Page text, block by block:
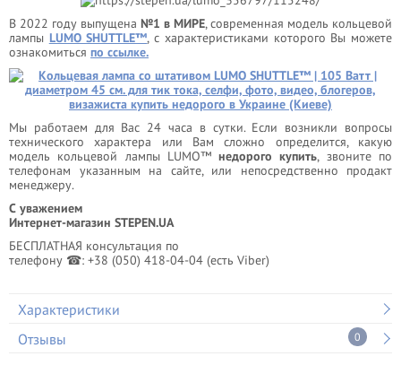
В 2022 году выпущена №1 в МИРЕ, современная модель кольцевой
лампы LUMO SHUTTLE™, с характеристиками которого Вы можете
ознакомиться по ссылке.
Мы работаем для Вас 24 часа в сутки. Если возникли вопросы
технического характера или Вам сложно определится, какую
модель кольцевой лампы LUMO™недорого купить, звоните по
телефонам указанным на сайте, или непосредственно продакт
менеджеру.
С уважением
Интернет-магазин STEPEN.UA
БЕСПЛАТНАЯ консультация по
телефону ☎: +38 (050) 418-04-04 (есть Viber)
Характеристики
Отзывы
0